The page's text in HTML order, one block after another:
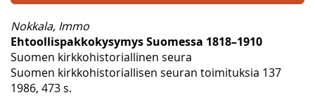
Nokkala, Immo
Ehtoollispakkokysymys Suomessa 1818–1910
Suomen kirkkohistoriallinen seura
Suomen kirkkohistoriallisen seuran toimituksia 137
1986, 473 s.